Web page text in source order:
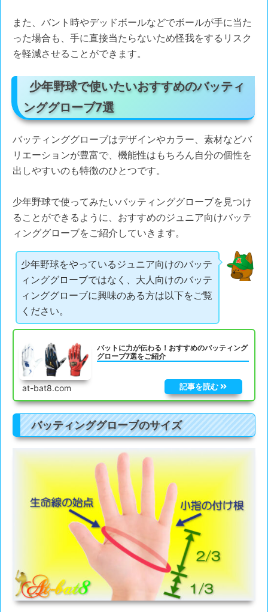
また、バント時やデッドボールなどでボールが手に当た
った場合も、手に直接当たらないため怪我をするリスク
を軽減させることができます。
少年野球で使いたいおすすめのバッティ
ンググローブ7選
バッティンググローブはデザインやカラー、素材などバ
リエーションが豊富で、機能性はもちろん自分の個性を
出しやすいのも特徴のひとつです。
少年野球で使ってみたいバッティンググローブを見つけ
ることができるように、おすすめのジュニア向けバッテ
ィンググローブをご紹介していきます。
少年野球をやっているジュニア向けのバッテ
ィンググローブではなく、大人向けのバッテ
ィンググローブに興味のある方は以下をご覧
ください。
バットに力が伝わる！おすすめのバッティング
グローブ7選をご紹介
at-bat8.com
バッティンググローブのサイズ